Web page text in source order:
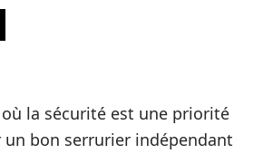
la sécurité est une priorité
bon serrurier indépendant